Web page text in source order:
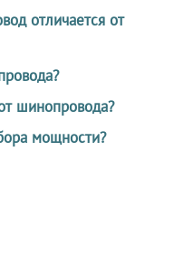
отличается от
шинопровода?
мощности?